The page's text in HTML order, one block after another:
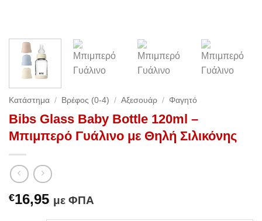
Κατάστημα / Βρέφος (0-4) / Αξεσουάρ / Φαγητό
Bibs Glass Baby Bottle 120ml –
Μπιμπερό Γυάλινο με Θηλή Σιλικόνης
€16,95 με ΦΠΑ